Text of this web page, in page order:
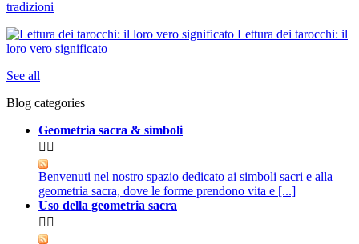
tradizioni
Lettura dei tarocchi: il
loro vero significato
See all
Blog categories
Geometria sacra & simboli
 
Benvenuti nel nostro spazio dedicato ai simboli sacri e alla
geometria sacra, dove le forme prendono vita e [...]
Uso della geometria sacra
 